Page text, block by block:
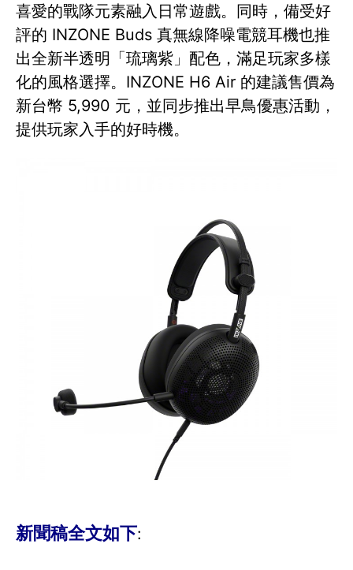
喜愛的戰隊元素融入日常遊戲。同時，備受好
評的 INZONE Buds 真無線降噪電競耳機也推
出全新半透明「琉璃紫」配色，滿足玩家多樣
化的風格選擇。INZONE H6 Air 的建議售價為
新台幣 5,990 元，並同步推出早鳥優惠活動，
提供玩家入手的好時機。
新聞稿全文如下: